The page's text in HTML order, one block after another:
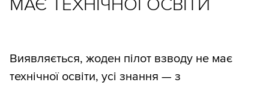
Виявляється, жоден пілот взводу не має
технічної освіти, усі знання — з